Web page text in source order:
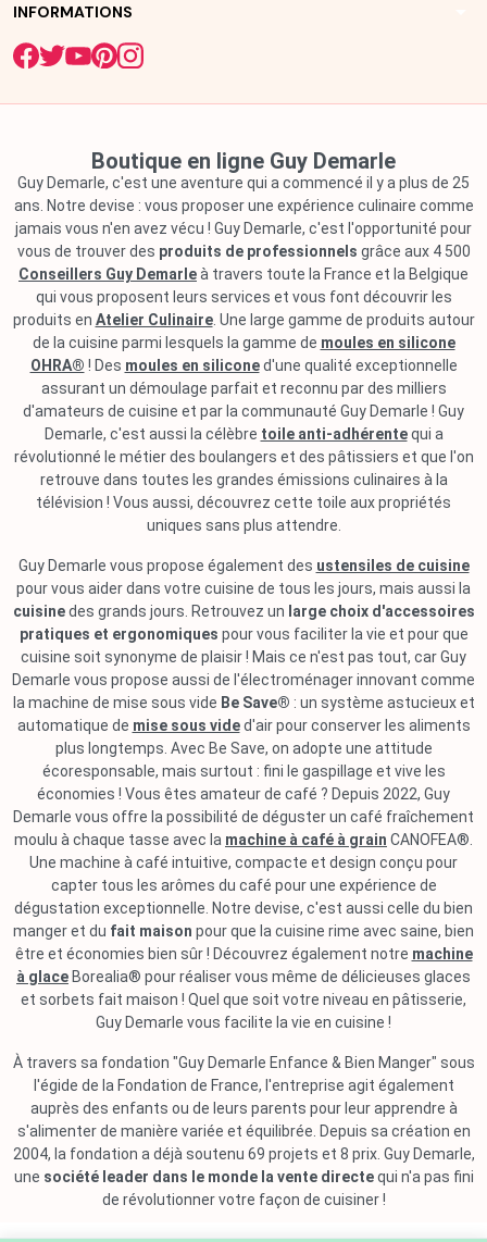
INFORMATIONS
Boutique en ligne Guy Demarle
Guy Demarle, c'est une aventure qui a commencé il y a plus de 25
ans. Notre devise : vous proposer une expérience culinaire comme
jamais vous n'en avez vécu ! Guy Demarle, c'est l'opportunité pour
vous de trouver des produits de professionnels grâce aux 4 500
Conseillers Guy Demarleà travers toute la France et la Belgique
qui vous proposent leurs services et vous font découvrir les
produits en Atelier Culinaire. Une large gamme de produits autour
de la cuisine parmi lesquels la gamme de moules en silicone
OHRA® ! Des moules en siliconed'une qualité exceptionnelle
assurant un démoulage parfait et reconnu par des milliers
d'amateurs de cuisine et par la communauté Guy Demarle ! Guy
Demarle, c'est aussi la célèbre toile anti-adhérentequi a
révolutionné le métier des boulangers et des pâtissiers et que l'on
retrouve dans toutes les grandes émissions culinaires à la
télévision ! Vous aussi, découvrez cette toile aux propriétés
uniques sans plus attendre.
Guy Demarle vous propose également des ustensiles de cuisine
pour vous aider dans votre cuisine de tous les jours, mais aussi la
cuisinedes grands jours. Retrouvez un large choix d'accessoires
pratiques et ergonomiques pour vous faciliter la vie et pour que
cuisine soit synonyme de plaisir ! Mais ce n'est pas tout, car Guy
Demarle vous propose aussi de l'électroménager innovant comme
la machine de mise sous vide Be Save® : un système astucieux et
automatique de mise sous vided'air pour conserver les aliments
plus longtemps. Avec Be Save, on adopte une attitude
écoresponsable, mais surtout : fini le gaspillage et vive les
économies ! Vous êtes amateur de café ? Depuis 2022, Guy
Demarle vous offre la possibilité de déguster un café fraîchement
moulu à chaque tasse avec la machine à café à grain CANOFEA®.
Une machine à café intuitive, compacte et design conçu pour
capter tous les arômes du café pour une expérience de
dégustation exceptionnelle. Notre devise, c'est aussi celle du bien
manger et du fait maison pour que la cuisine rime avec saine, bien
être et économies bien sûr ! Découvrez également notre machine
à glace Borealia® pour réaliser vous même de délicieuses glaces
et sorbets fait maison ! Quel que soit votre niveau en pâtisserie,
Guy Demarle vous facilite la vie en cuisine !
À travers sa fondation "Guy Demarle Enfance & Bien Manger" sous
l'égide de la Fondation de France, l'entreprise agit également
auprès des enfants ou de leurs parents pour leur apprendre à
s'alimenter de manière variée et équilibrée. Depuis sa création en
2004, la fondation a déjà soutenu 69 projets et 8 prix. Guy Demarle,
une société leader dans le monde la vente directequi n'a pas fini
de révolutionner votre façon de cuisiner !